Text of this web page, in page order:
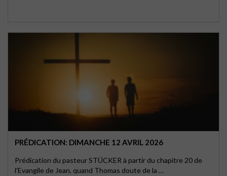
PRÉDICATION: DIMANCHE 12 AVRIL 2026
Prédication du pasteur STÜCKER à partir du chapitre 20 de
l'Evangile de Jean, quand Thomas doute de la …